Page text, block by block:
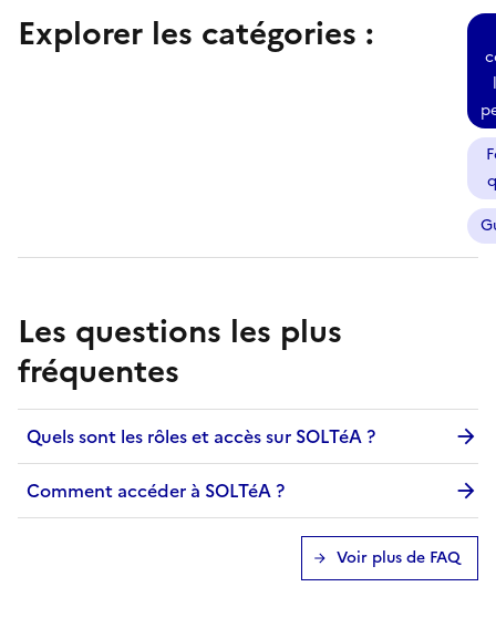
Explorer les catégories :
Sélectionner une des thématiques suivantes et
Les questions les plus
fréquentes
Quels sont les rôles et accès sur SOLTéA ?
Comment accéder à SOLTéA ?
Voir plus de FAQ